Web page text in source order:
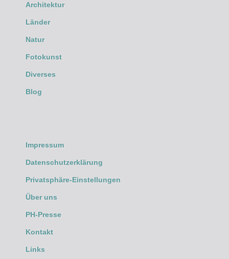
Architektur
Länder
Natur
Fotokunst
Diverses
Blog
Impressum
Datenschutzerklärung
Privatsphäre-Einstellungen
Über uns
PH-Presse
Kontakt
Links